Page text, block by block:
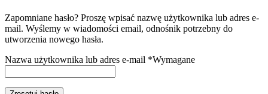
Zapomniane hasło? Proszę wpisać nazwę użytkownika lub adres e-
mail. Wyślemy w wiadomości email, odnośnik potrzebny do
utworzenia nowego hasła.
Nazwa użytkownika lub adres e-mail *Wymagane